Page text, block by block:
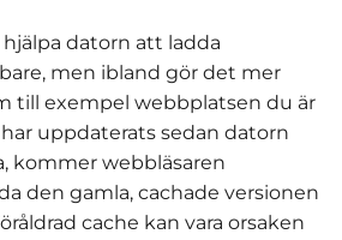
datorn att ladda
men ibland gör det mer
till exempel webbplatsen du är
uppdaterats sedan datorn
kommer webbläsaren
den gamla, cachade versionen
cache kan vara orsaken